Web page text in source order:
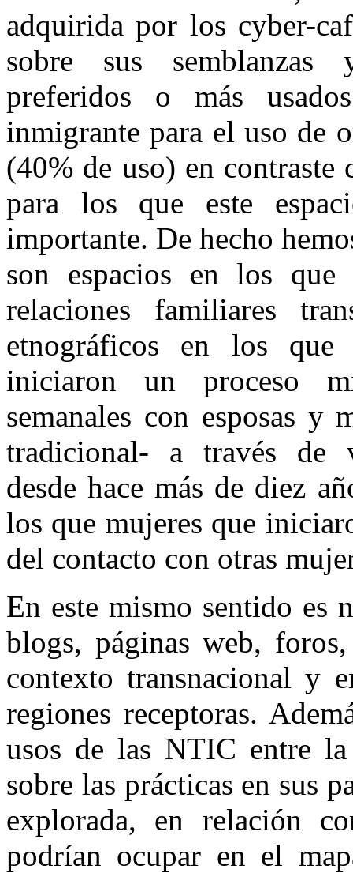
adquirida por los cyber-
sobre sus semblanzas
preferidos o más
inmigrante para el uso de
(40% de uso) en contraste
para los que este
importante. De hecho
son espacios en los que
relaciones familiares
etnográficos en los
iniciaron un proceso
semanales con esposas y
tradicional- a través de
desde hace más de diez
los que mujeres que
del contacto con otras
En este mismo sentido es
blogs, páginas web,
contexto transnacional y
regiones receptoras.
usos de las NTIC entre
sobre las prácticas en sus
explorada, en relación
podrían ocupar en el